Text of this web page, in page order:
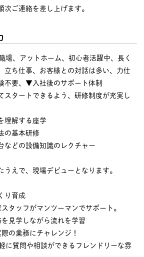
次ご連絡を差し上げます。
場、アットホーム、初心者活躍中、長く
立ち仕事、お客様との対話は多い、力仕
不要、▼入社後のサポート体制
スタートできるよう、研修制度が充実し
理解する座学
の基本研修
などの設備知識のレクチャー
うえで、現場デビューとなります。
り育成
タッフがマンツーマンでサポート。
を見学しながら流れを学習
の業務にチャレンジ！
に質問や相談ができるフレンドリーな雰